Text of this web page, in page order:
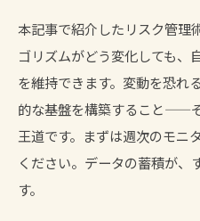
本記事で紹介したリスク管理
ゴリズムがどう変化しても、
を維持できます。変動を恐れ
的な基盤を構築すること——
王道です。まずは週次のモニ
ください。データの蓄積が、
す。